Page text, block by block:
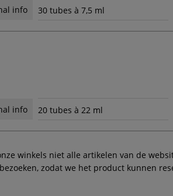
info 30 tubes à 7,5 ml
info 20 tubes à 22 ml
winkels niet alle artikelen van de
zodat we het product kunnen